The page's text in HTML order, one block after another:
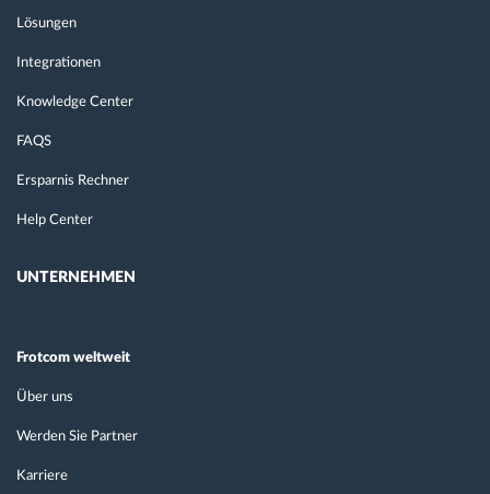
Lösungen
Integrationen
Knowledge Center
FAQS
Ersparnis Rechner
Help Center
UNTERNEHMEN
Frotcom weltweit
Über uns
Werden Sie Partner
Karriere